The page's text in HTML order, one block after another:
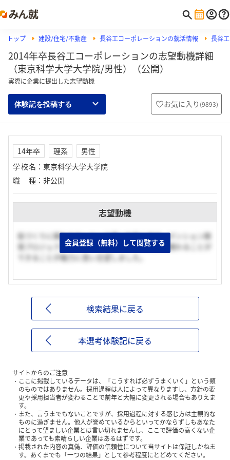
トップ 建設/住宅/不動産 長谷工コーポレーションの就活情報 長谷
2014年卒長谷工コーポレーションの志望動機詳細
（東京科学大学大学院/男性）（公開）
実際に企業に提出した志望動機
体験記を投稿する お気に入り (9893)
14年卒 理系
男性
学校名 ： 東京科学大学大学院
職種 ： 非公開
志望動機
街づくりに関わりたいという思いを抱く中で、マンション開
発プロジェクトのなかで不動産と建設の両面に関わることが
できることが魅力に思い志望しました。
会員登録（無料）して閲覧する
検索結果に戻る
本選考体験記に戻る
サイトからのご注意
ここに掲載しているデータは、「こうすれば必ずうまくいく」という類
のものではありません。採用過程は人によって異なりますし、方針の変
更や採用担当者が変わることで前年と大幅に変更される場合もありえま
す。
また、言うまでもないことですが、採用過程に対する感じ方は主観的な
ものに過ぎません。他人が誉めているからといってかならずしもあなた
にとって望ましい企業とは言い切れませんし、ここで評価の高くない企
業であっても素晴らしい企業はあるはずです。
掲載された内容の真偽、評価の信頼性について当サイトは保証しかねま
す。あくまでも「一つの結果」として参考程度にとどめてください。